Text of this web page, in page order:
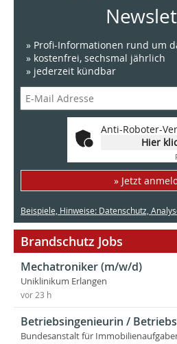
» Profi-Informationen rund um
» kostenfrei, sechsmal jährlich
» jederzeit kündbar
Anti-Roboter-
Hier
» Jetzt
Beispiele, Hinweise: Datenschutz,
Brandschutz Jobs
Mechatroniker (m/w/d)
Uniklinikum Erlangen
vor 23 h
Betriebsingenieurin /
Bundesanstalt für